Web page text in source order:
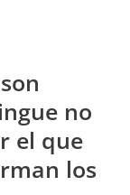
no
el que
los